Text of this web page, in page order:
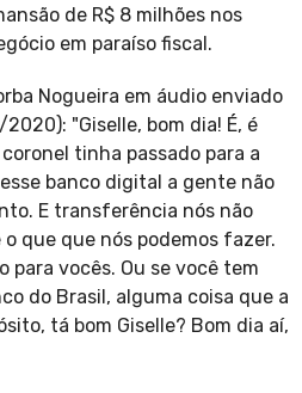
de R$ 8 milhões nos
em paraíso fiscal.
Nogueira em áudio enviado
"Giselle, bom dia! É, é
tinha passado para a
banco digital a gente não
E transferência nós não
que que nós podemos fazer.
para vocês. Ou se você tem
do Brasil, alguma coisa que a
tá bom Giselle? Bom dia aí,